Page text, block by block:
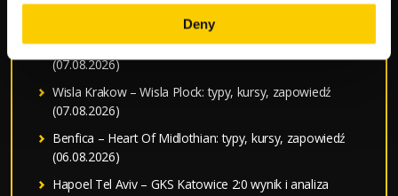
Deny
Estoril – Famalicao: typy, kursy, zapowiedź (07.08.2026)
Cambuur – Excelsior: typy, kursy, zapowiedź
(07.08.2026)
Wisla Krakow – Wisla Plock: typy, kursy, zapowiedź
(07.08.2026)
Benfica – Heart Of Midlothian: typy, kursy, zapowiedź
(06.08.2026)
Hapoel Tel Aviv – GKS Katowice 2:0 wynik i analiza